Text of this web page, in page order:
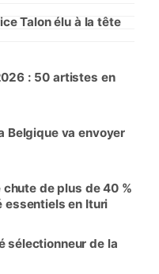
Talon élu à la tête
: 50 artistes en
Belgique va envoyer
chute de plus de 40 %
essentiels en Ituri
sélectionneur de la